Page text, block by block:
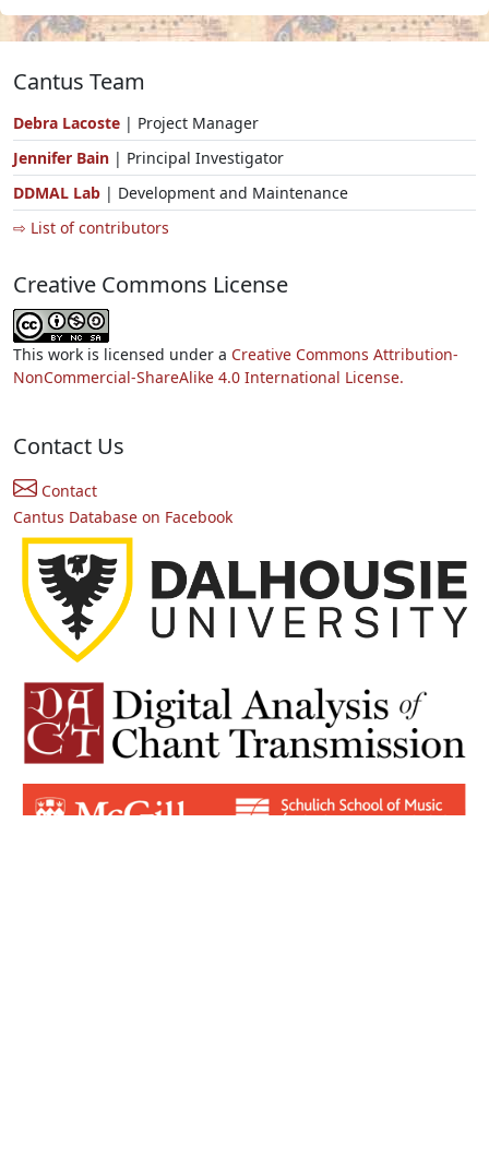
Cantus Team
Debra Lacoste | Project Manager
Jennifer Bain | Principal Investigator
DDMAL Lab | Development and Maintenance
⇨ List of contributors
Creative Commons License
This work is licensed under a Creative Commons Attribution-
NonCommercial-ShareAlike 4.0 International License.
Contact Us
Contact
Cantus Database on Facebook